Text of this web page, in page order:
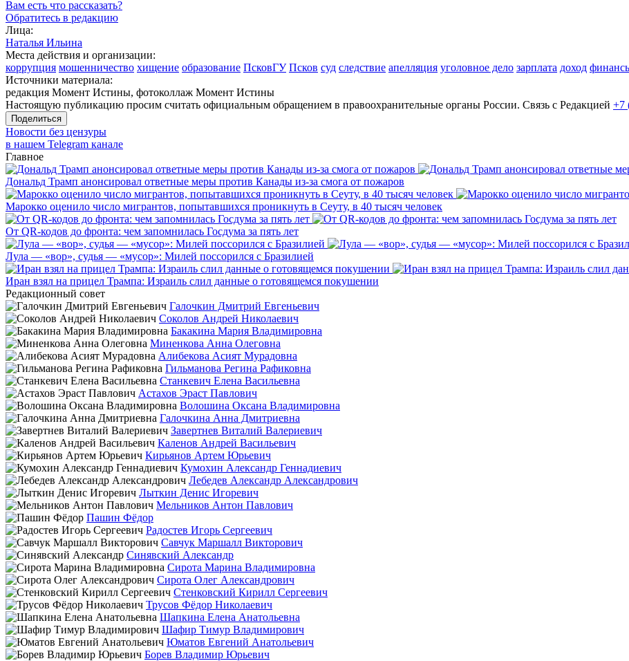
Вам есть что рассказать?
Обратитесь в редакцию
Лица:
Наталья Ильина
Места действия и организации:
коррупция мошенничество хищение образование ПсковГУ Псков суд следствие апелляция уголовное дело зарплата доход
Источники материала:
редакция Момент Истины, фотоколлаж Момент Истины
Настоящую публикацию просим считать официальным обращением в правоохранительные органы России. Связь с Редакцией +7
Поделиться
Новости без цензуры
в нашем Telegram канале
Главное
Дональд Трамп анонсировал ответные меры против Канады из-за смога от пожаров
Марокко оценило число мигрантов, попытавшихся проникнуть в Сеуту, в 40 тысяч человек
От QR-кодов до фронта: чем запомнилась Госдума за пять лет
Лула — «вор», судья — «мусор»: Милей поссорился с Бразилией
Иран взял на прицел Трампа: Израиль слил данные о готовящемся покушении
Редакционный совет
Галочкин Дмитрий Евгеньевич
Соколов Андрей Николаевич
Бакакина Мария Владимировна
Миненкова Анна Олеговна
Алибекова Асият Мурадовна
Гильманова Регина Рафиковна
Станкевич Елена Васильевна
Астахов Эраст Павлович
Волошина Оксана Владимировна
Галочкина Анна Дмитриевна
Завертнев Виталий Валериевич
Каленов Андрей Васильевич
Кирьянов Артем Юрьевич
Кумохин Александр Геннадиевич
Лебедев Александр Александрович
Лыткин Денис Игоревич
Мельников Антон Павлович
Пашин Фёдор
Радостев Игорь Сергеевич
Савчук Маршалл Викторович
Синявский Александр
Сирота Марина Владимировна
Сирота Олег Александрович
Стенковский Кирилл Сергеевич
Трусов Фёдор Николаевич
Шапкина Елена Анатольевна
Шафир Тимур Владимирович
Юматов Евгений Анатольевич
Борев Владимир Юрьевич